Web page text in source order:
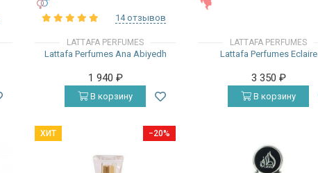
14 отзывов
LATTAFA PERFUMES
Lattafa Perfumes Ana Abiyedh
1 940 ₽
В корзину
LATTAFA PERFUMES
Lattafa Perfumes Eclaire
3 350 ₽
В корзину
−20%
ХИТ